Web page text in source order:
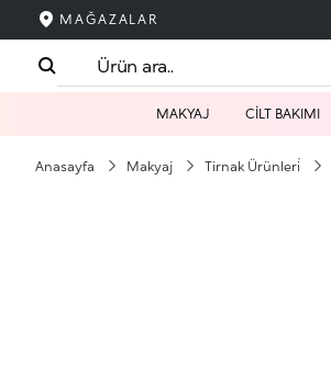
MAĞAZALAR
MAKYAJ CİLT BAKIMI
Anasayfa Makyaj Tirnak Ürünleri̇